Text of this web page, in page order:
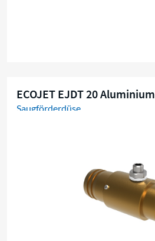
ECOJET EJDT 20 Aluminium
Saugförderdüse